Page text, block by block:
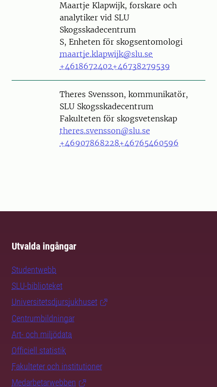
PersonMaartje Klapwijk, forskare och
analytiker vid SLU
Skogsskadecentrum
S, Enheten för skogsentomologi
maartje.klapwijk@slu.se
+4618672402+46738279539
PersonTheres Svensson, kommunikatör,
SLU Skogsskadecentrum
Fakulteten för skogsvetenskap
theres.svensson@slu.se
+46907868228+46765460596
Utvalda ingångar
Studentwebb
SLU-biblioteket
Universitetsdjursjukhuset
Centrumbildningar
Art- och miljödata
Officiell statistik
Fakulteter och institutioner
Medarbetarwebben